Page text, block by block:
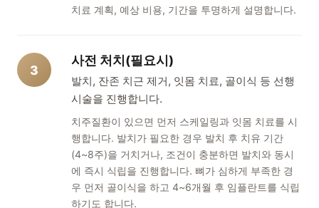
치료 계획, 예상 비용, 기간을 투명하게 설명합니다.
3
사전 처치(필요시)
발치, 잔존 치근 제거, 잇몸 치료, 골이식 등 선행
시술을 진행합니다.
치주질환이 있으면 먼저 스케일링과 잇몸 치료를 시
행합니다. 발치가 필요한 경우 발치 후 치유 기간
(4~8주)을 거치거나, 조건이 충분하면 발치와 동시
에 즉시 식립을 진행합니다. 뼈가 심하게 부족한 경
우 먼저 골이식을 하고 4~6개월 후 임플란트를 식립
하기도 합니다.